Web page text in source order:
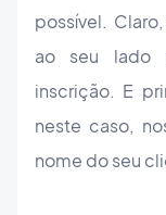
possível.
ao seu lado
inscrição. E
neste caso,
nome do seu